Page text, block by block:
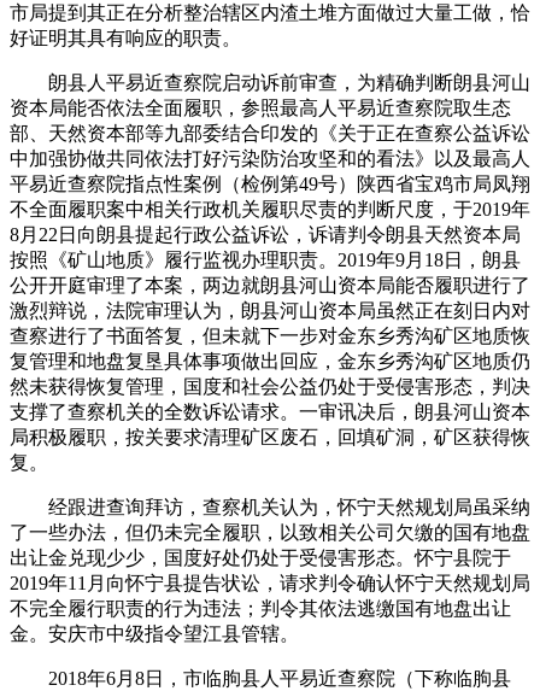
市局提到其正在分析整治辖区内渣土堆方面做过大量工做，恰
好证明其具有响应的职责。
朗县人平易近查察院启动诉前审查，为精确判断朗县河山
资本局能否依法全面履职，参照最高人平易近查察院取生态
部、天然资本部等九部委结合印发的《关于正在查察公益诉讼
中加强协做共同依法打好污染防治攻坚和的看法》以及最高人
平易近查察院指点性案例（检例第49号）陕西省宝鸡市局凤翔
不全面履职案中相关行政机关履职尽责的判断尺度，于2019年
8月22日向朗县提起行政公益诉讼，诉请判令朗县天然资本局
按照《矿山地质》履行监视办理职责。2019年9月18日，朗县
公开开庭审理了本案，两边就朗县河山资本局能否履职进行了
激烈辩说，法院审理认为，朗县河山资本局虽然正在刻日内对
查察进行了书面答复，但未就下一步对金东乡秀沟矿区地质恢
复管理和地盘复垦具体事项做出回应，金东乡秀沟矿区地质仍
然未获得恢复管理，国度和社会公益仍处于受侵害形态，判决
支撑了查察机关的全数诉讼请求。一审讯决后，朗县河山资本
局积极履职，按关要求清理矿区废石，回填矿洞，矿区获得恢
复。
经跟进查询拜访，查察机关认为，怀宁天然规划局虽采纳
了一些办法，但仍未完全履职，以致相关公司欠缴的国有地盘
出让金兑现少少，国度好处仍处于受侵害形态。怀宁县院于
2019年11月向怀宁县提告状讼，请求判令确认怀宁天然规划局
不完全履行职责的行为违法；判令其依法逃缴国有地盘出让
金。安庆市中级指令望江县管辖。
2018年6月8日，市临朐县人平易近查察院（下称临朐县